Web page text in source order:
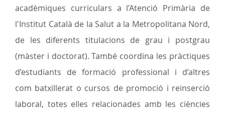
acadèmiques curriculars a l’Atenció Primària de
l'Institut Català de la Salut a la Metropolitana Nord,
de les diferents titulacions de grau i postgrau
(màster i doctorat). També coordina les pràctiques
d’estudiants de formació professional i d’altres
com batxillerat o cursos de promoció i reinserció
laboral, totes elles relacionades amb les ciències